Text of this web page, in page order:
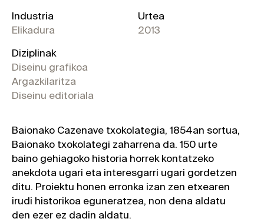
Industria
Elikadura
Diziplinak
Diseinu grafikoa
Argazkilaritza
Diseinu editoriala
Urtea
2013
Baionako Cazenave txokolategia, 1854an sortua,
Baionako txokolategi zaharrena da. 150 urte
baino gehiagoko historia horrek kontatzeko
anekdota ugari eta interesgarri ugari gordetzen
ditu. Proiektu honen erronka izan zen etxearen
irudi historikoa eguneratzea, non dena aldatu
den ezer ez dadin aldatu.